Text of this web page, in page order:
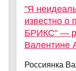
"Я
известно о
БРИКС" —
Валентине
Россиянка